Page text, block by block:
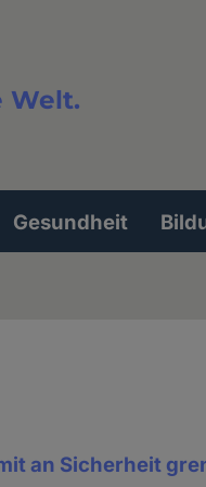
Welt.
Gesundheit
an Sicherheit